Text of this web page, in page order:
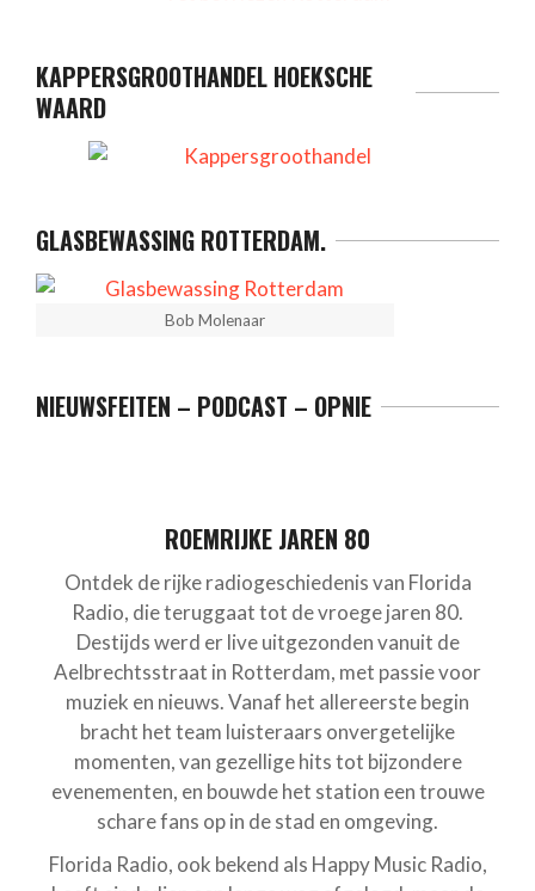
KAPPERSGROOTHANDEL HOEKSCHE
WAARD
GLASBEWASSING ROTTERDAM.
Bob Molenaar
NIEUWSFEITEN – PODCAST – OPNIE
ROEMRIJKE JAREN 80
Ontdek de rijke radiogeschiedenis van Florida
Radio, die teruggaat tot de vroege jaren 80.
Destijds werd er live uitgezonden vanuit de
Aelbrechtsstraat in Rotterdam, met passie voor
muziek en nieuws. Vanaf het allereerste begin
bracht het team luisteraars onvergetelijke
momenten, van gezellige hits tot bijzondere
evenementen, en bouwde het station een trouwe
schare fans op in de stad en omgeving.
Florida Radio, ook bekend als Happy Music Radio,